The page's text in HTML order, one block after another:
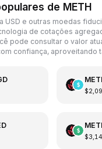
de METH
USD e outras moedas
de cotações
pode consultar o valor
confiança, aproveitando